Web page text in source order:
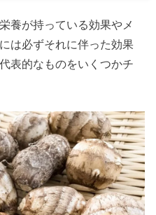
養が持っている効果やメ
は必ずそれに伴った効果
表的なものをいくつかチ